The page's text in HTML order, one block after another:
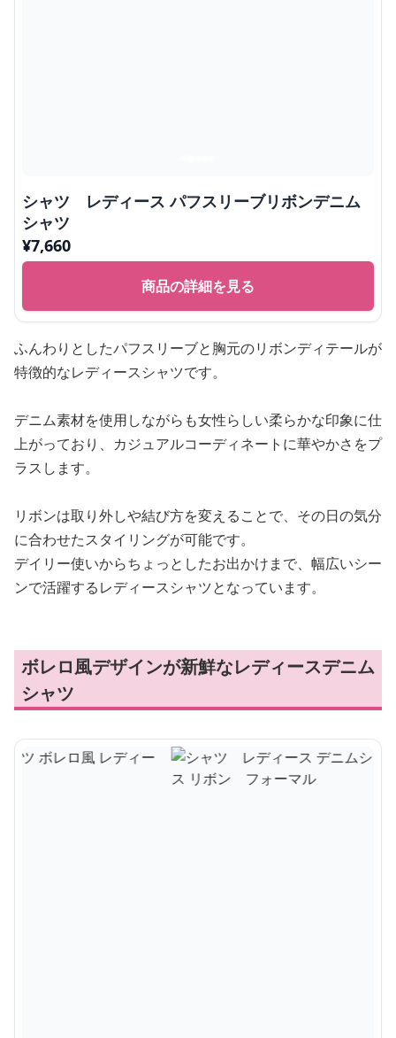
シャツ レディース パフスリーブリボンデニム
シャツ
¥7,660
商品の詳細を見る
ふんわりとしたパフスリーブと胸元のリボンディテールが
特徴的なレディースシャツです。
デニム素材を使用しながらも女性らしい柔らかな印象に仕
上がっており、カジュアルコーディネートに華やかさをプ
ラスします。
リボンは取り外しや結び方を変えることで、その日の気分
に合わせたスタイリングが可能です。
デイリー使いからちょっとしたお出かけまで、幅広いシー
ンで活躍するレディースシャツとなっています。
ボレロ風デザインが新鮮なレディースデニム
シャツ